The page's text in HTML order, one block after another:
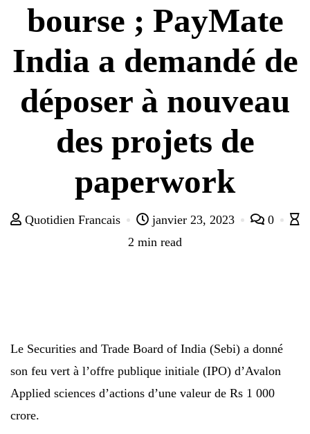
bourse ; PayMate
India a demandé de
déposer à nouveau
des projets de
paperwork
Quotidien Francais janvier 23, 2023
0
2 min read
Le Securities and Trade Board of India (Sebi) a donné
son feu vert à l’offre publique initiale (IPO) d’Avalon
Applied sciences d’actions d’une valeur de Rs 1 000
crore.